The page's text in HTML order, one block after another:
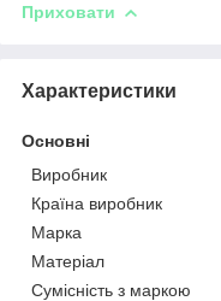
Приховати
Характеристики
Основні
Виробник
Країна виробник
Марка
Матеріал
Сумісність з маркою